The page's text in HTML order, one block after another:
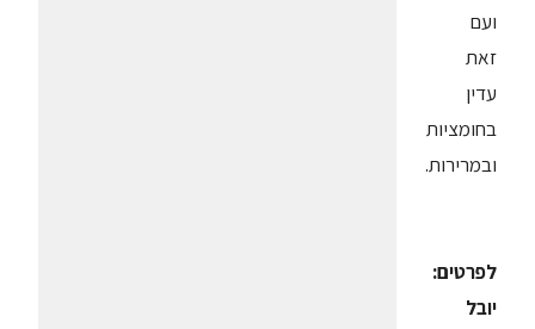
ועם
זאת
עדין
בחומציות
ובמרירות.
לפרטים:
יובל